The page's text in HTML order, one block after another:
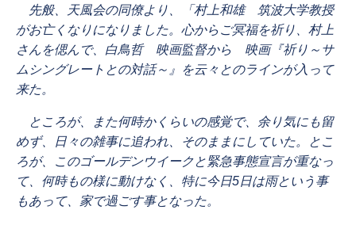
先般、天風会の同僚より、「村上和雄 筑波大学教授
がお亡くなりになりました。心からご冥福を祈り、村上
さんを偲んで、白鳥哲 映画監督から 映画『祈り～サ
ムシングレートとの対話～』を云々とのラインが入って
来た。
ところが、また何時かくらいの感覚で、余り気にも留
めず、日々の雑事に追われ、そのままにしていた。とこ
ろが、このゴールデンウイークと緊急事態宣言が重なっ
て、何時もの様に動けなく、特に今日5日は雨という事
もあって、家で過ごす事となった。